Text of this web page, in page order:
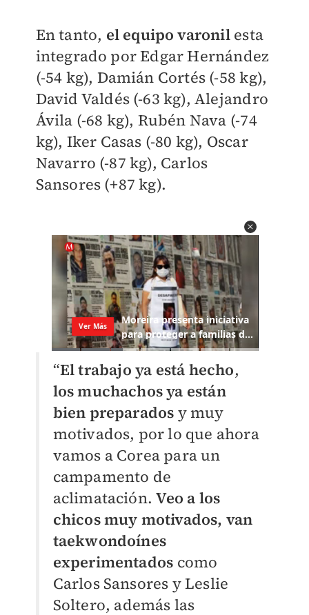
En tanto, el equipo varonil esta
integrado por Edgar Hernández
(-54 kg), Damián Cortés (-58 kg),
David Valdés (-63 kg), Alejandro
Ávila (-68 kg), Rubén Nava (-74
kg), Iker Casas (-80 kg), Oscar
Navarro (-87 kg), Carlos
Sansores (+87 kg).
“El trabajo ya está hecho,
los muchachos ya están
bien preparados y muy
motivados, por lo que ahora
vamos a Corea para un
campamento de
aclimatación.Veo a los
chicos muy motivados, van
taekwondoínes
experimentados como
Carlos Sansores y Leslie
Soltero, además las